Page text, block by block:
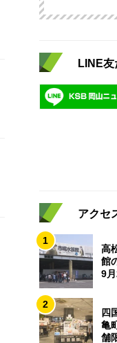
LINE
アクセ
1
高
館
9
2
四
亀
舗